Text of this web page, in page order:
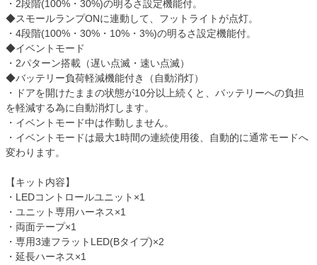
・2段階(100%・30%)の明るさ設定機能付。
◆スモールランプONに連動して、フットライトが点灯。
・4段階(100%・30%・10%・3%)の明るさ設定機能付。
◆イベントモード
・2パターン搭載（遅い点滅・速い点滅）
◆バッテリー負荷軽減機能付き（自動消灯）
・ドアを開けたままの状態が10分以上続くと、バッテリーへの負担
を軽減する為に自動消灯します。
・イベントモード中は作動しません。
・イベントモードは最大1時間の連続使用後、自動的に通常モードへ
変わります。
【キット内容】
・LEDコントロールユニット×1
・ユニット専用ハーネス×1
・両面テープ×1
・専用3連フラットLED(Bタイプ)×2
・延長ハーネス×1